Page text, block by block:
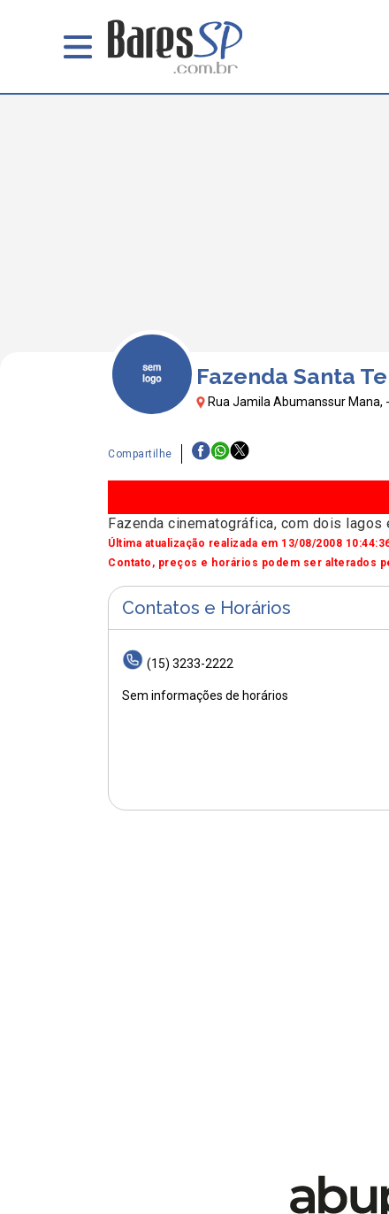
Fazenda Santa
Rua Jamila Abumanssur Mana,
Compartilhe
Fazenda cinematográfica, com dois lagos
Última atualização realizada em 13/08/2008
Contato, preços e horários podem ser alterados
Contatos e Horários
(15) 3233-2222
Sem informações de horários